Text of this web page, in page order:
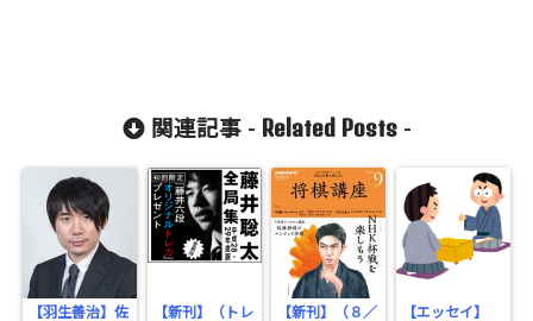
関連記事 - Related Posts-
【羽生善治】佐
【新刊】（トレ
【新刊】（８／
【エッセイ】